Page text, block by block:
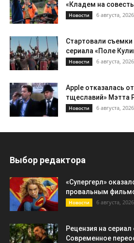
«Кладем на
Новости 6 августа, 2026
Стартовали съемки
сериала «Поле
Новости 6 августа, 2026
Apple отказалась
тщеславий» Мэтта
Новости 6 августа, 2026
Выбор редактора
«Супергерл»
провальным
Новости 6 августа, 2026
Рецензия на
Современное